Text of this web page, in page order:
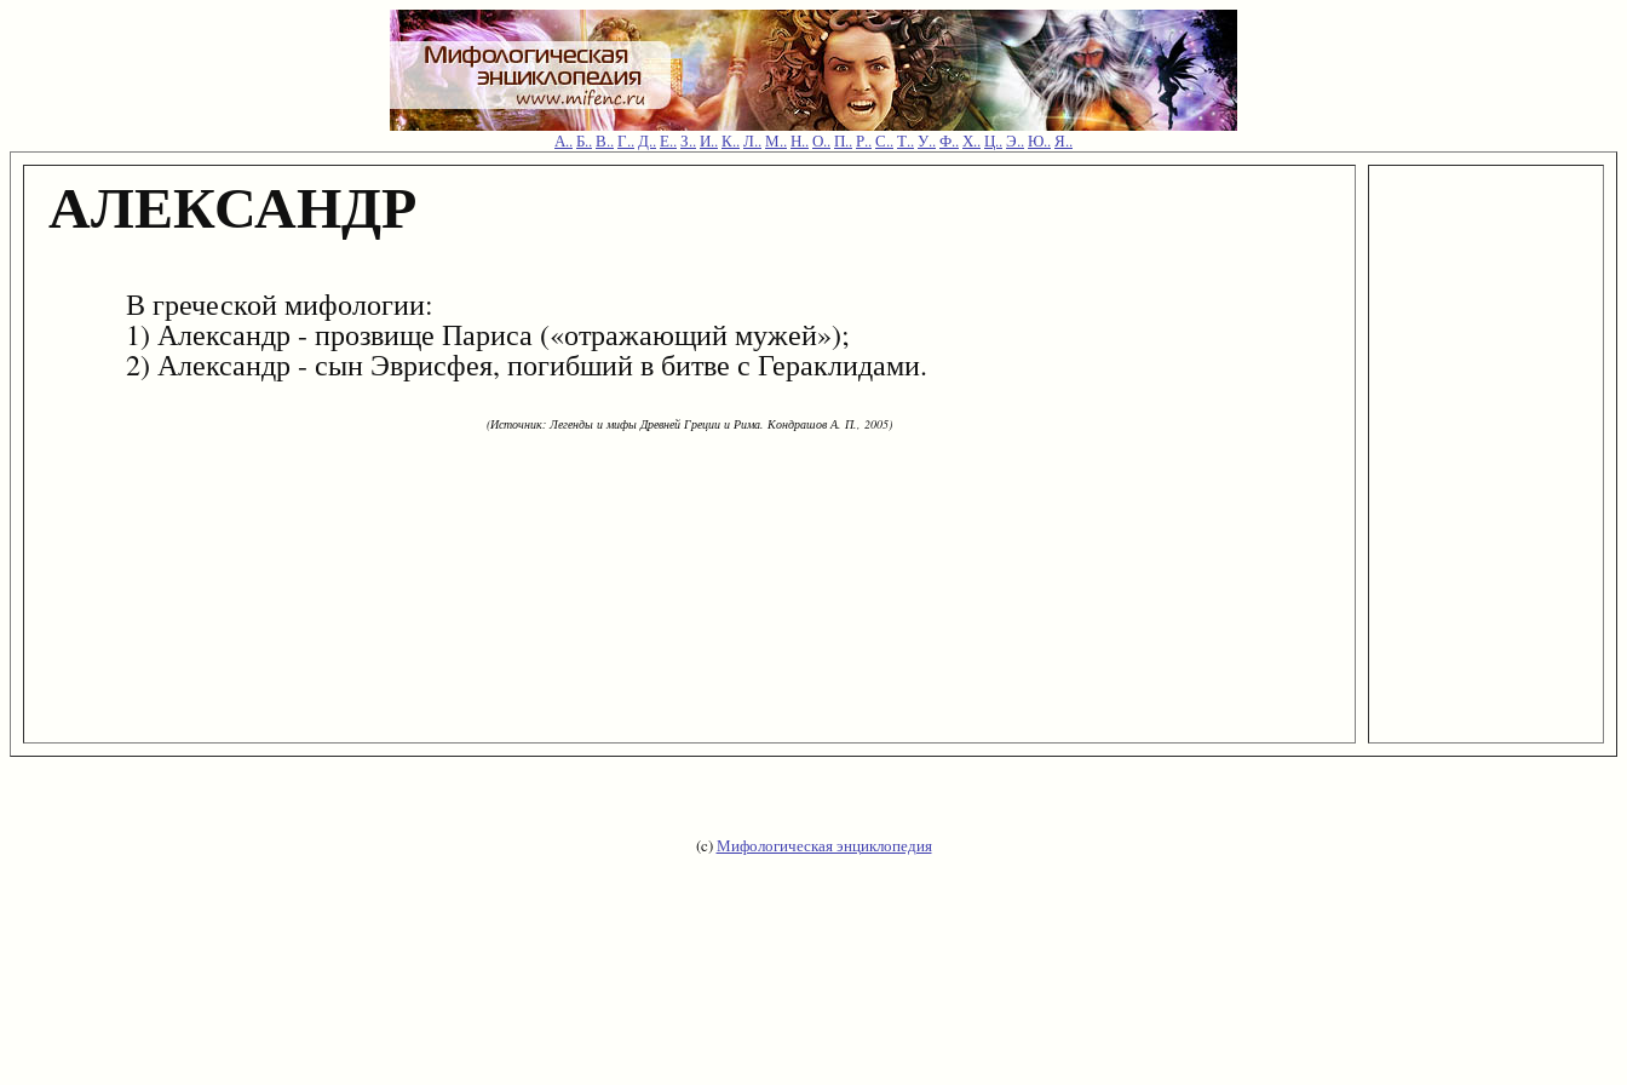
А..Б..В..Г..Д..Е..З..И..К..Л..М..Н..О..П..Р..С..Т..У..Ф..Х..Ц..Э..Ю..Я..
АЛЕКСАНДР
В греческой мифологии:
1) Александр - прозвище Париса («отражающий мужей»);
2) Александр - сын Эврисфея, погибший в битве с Гераклидами.
(Источник: Легенды и мифы Древней Греции и Рима. Кондрашов А. П., 2005)
(c)Мифологическая энциклопедия